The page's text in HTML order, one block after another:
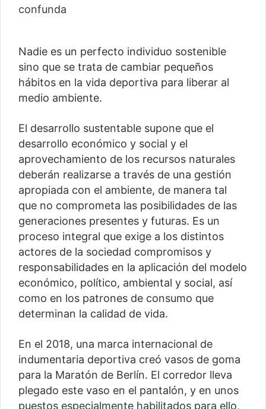
Nadie es un perfecto individuo sostenible
sino que se trata de cambiar pequeños
hábitos en la vida deportiva para liberar al
medio ambiente.
El desarrollo sustentable supone que el
desarrollo económico y social y el
aprovechamiento de los recursos naturales
deberán realizarse a través de una gestión
apropiada con el ambiente, de manera tal
que no comprometa las posibilidades de las
generaciones presentes y futuras. Es un
proceso integral que exige a los distintos
actores de la sociedad compromisos y
responsabilidades en la aplicación del modelo
económico, político, ambiental y social, así
como en los patrones de consumo que
determinan la calidad de vida.
En el 2018, una marca internacional de
indumentaria deportiva creó vasos de goma
para la Maratón de Berlín. El corredor lleva
plegado este vaso en el pantalón, y en unos
puestos especialmente habilitados para ello,